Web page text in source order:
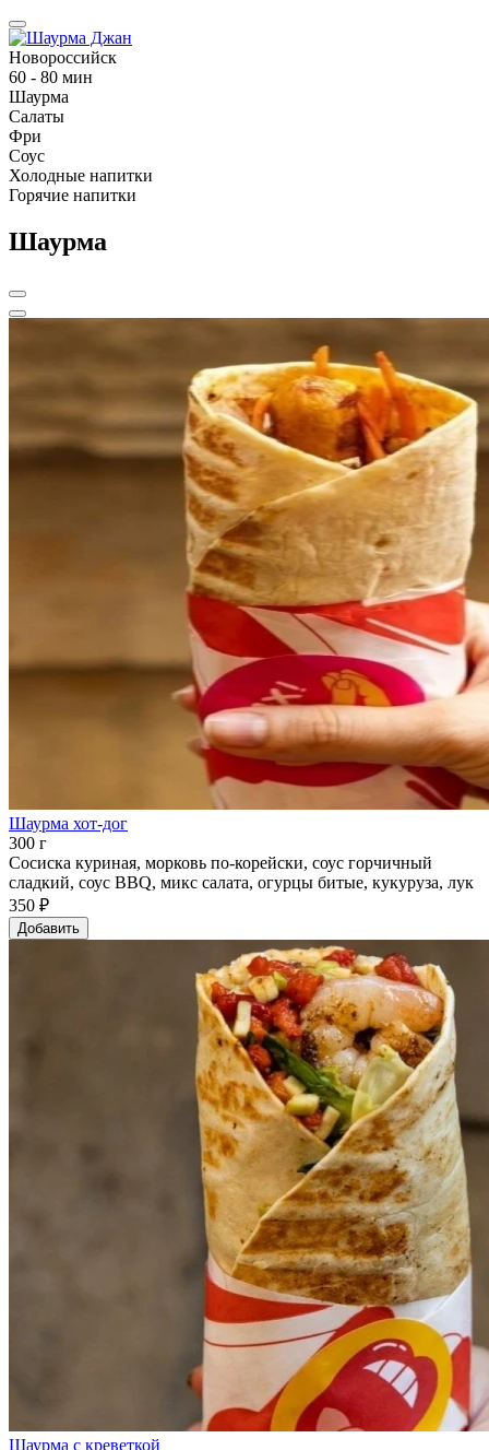
Новороссийск
60 - 80 мин
Шаурма
Салаты
Фри
Соус
Холодные напитки
Горячие напитки
Шаурма
Шаурма хот-дог
300 г
Сосиска куриная, морковь по-корейски, соус горчичный
сладкий, соус BBQ, микс салата, огурцы битые, кукуруза, лук
350 ₽
Добавить
Шаурма с креветкой